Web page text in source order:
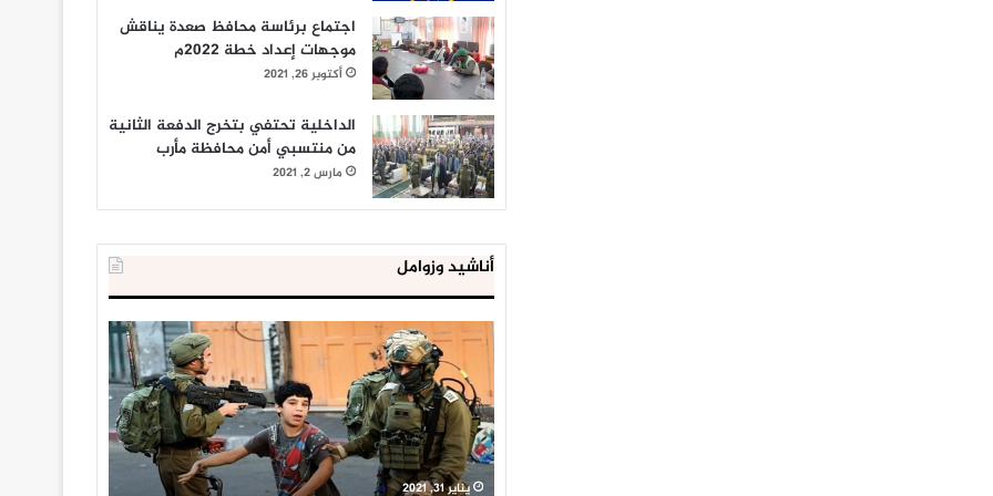
اجتماع برئاسة محافظ صعدة يناقش
موجهات إعداد خطة 2022م
أكتوبر 26, 2021
الداخلية تحتفي بتخرج الدفعة الثانية
من منتسبي أمن محافظة مأرب
مارس 2, 2021
أناشيد وزوامل
العدو
الإسرائيلي
اعتقل
543
طفلا
فلسطينيا
خلال
يناير 31, 2021
الداخلية
المصرية
تعلن
إحباط
‘مخطط
كبير’